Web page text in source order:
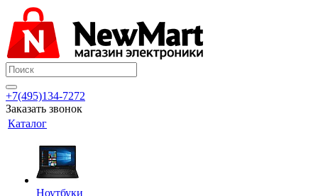
+7(495)134-7272
Заказать звонок
Каталог
Ноутбуки